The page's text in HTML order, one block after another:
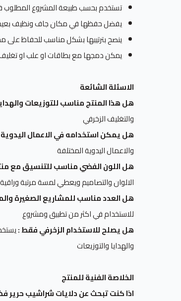
تستخدم بحسب طبيعة المشروع المطلوب في
يفضل حفظها في مكان جاف ونظيف
ينصح بترتيبها بشكل مناسب للحفاظ على
يمكن دمجها مع بطاقات او علب او
الاسئلة الشائعة
هل هذا المنتج مناسب للتوزيعات
والتغليف الزخرفي
هل يمكن استخدامه في الاعمال
والاعمال اليدوية المختلفة
هل اللون الفضي مناسب للتنسيق مع
الالوان والتصاميم ويعطي لمسة مرتبة وراقية
هل العدد مناسب للمشاريع الصغيرة
للاستخدام في اكثر من تطبيق ومشروع
هل يصلح للاستخدام الزخرفي فقط :
والهدايا والتوزيعات
الخلاصة الفنية للمنتج
اذا كنت تبحث عن دلايات شراشيب حرير